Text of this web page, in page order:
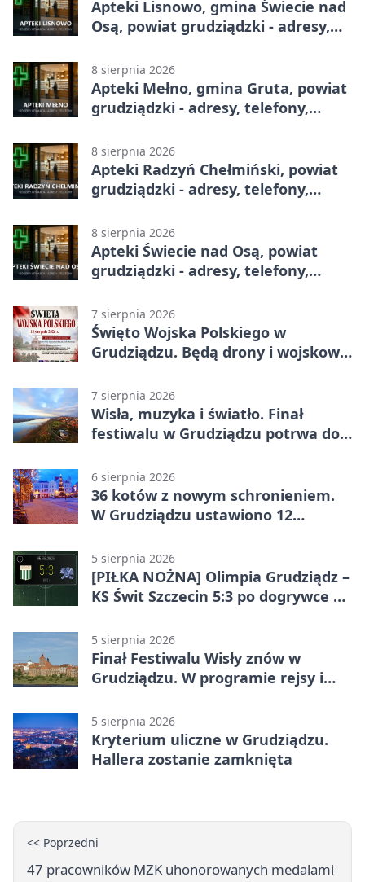
Apteki Lisnowo, gmina Świecie nad
Osą, powiat grudziądzki - adresy,
8 sierpnia 2026
Apteki Mełno, gmina Gruta, powiat
grudziądzki - adresy, telefony,
8 sierpnia 2026
Apteki Radzyń Chełmiński, powiat
grudziądzki - adresy, telefony,
8 sierpnia 2026
Apteki Świecie nad Osą, powiat
grudziądzki - adresy, telefony,
7 sierpnia 2026
Święto Wojska Polskiego w
Grudziądzu. Będą drony i wojskowa
7 sierpnia 2026
Wisła, muzyka i światło. Finał
festiwalu w Grudziądzu potrwa do
6 sierpnia 2026
36 kotów z nowym schronieniem.
W Grudziądzu ustawiono 12
5 sierpnia 2026
[PIŁKA NOŻNA] Olimpia Grudziądz –
KS Świt Szczecin 5:3 po dogrywce w
odwrócili losy meczu
5 sierpnia 2026
Finał Festiwalu Wisły znów w
Grudziądzu. W programie rejsy i
5 sierpnia 2026
Kryterium uliczne w Grudziądzu.
Hallera zostanie zamknięta
<< Poprzedni
47 pracowników MZK uhonorowanych medalami